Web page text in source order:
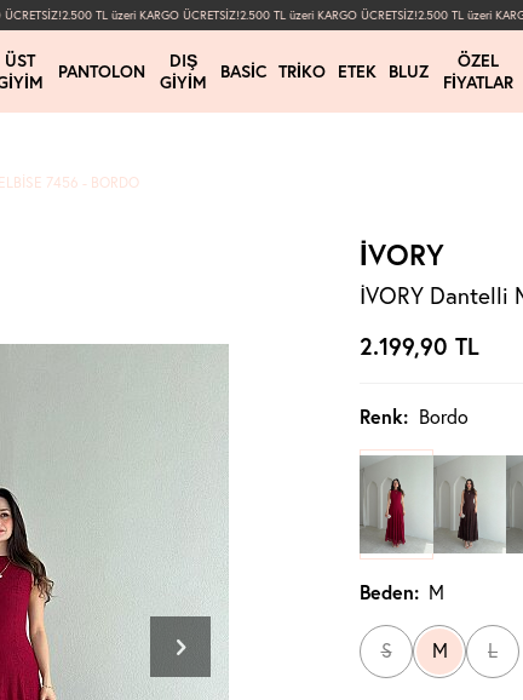
2.500 TL üzeri KARGO ÜCRETSİZ!2.500 TL üzeri KARGO ÜCRETSİZ!2.500 TL üzeri KARGO
ÜST
PANTOLON
DIŞ
GIYIM
BASIC TRIKO ETEK BLUZ
ÖZEL
FIYATLAR
7456 - BORDO
İVORY
İVORY Dantelli
2.199,90 TL
Renk: Bordo
Beden: M
S M L